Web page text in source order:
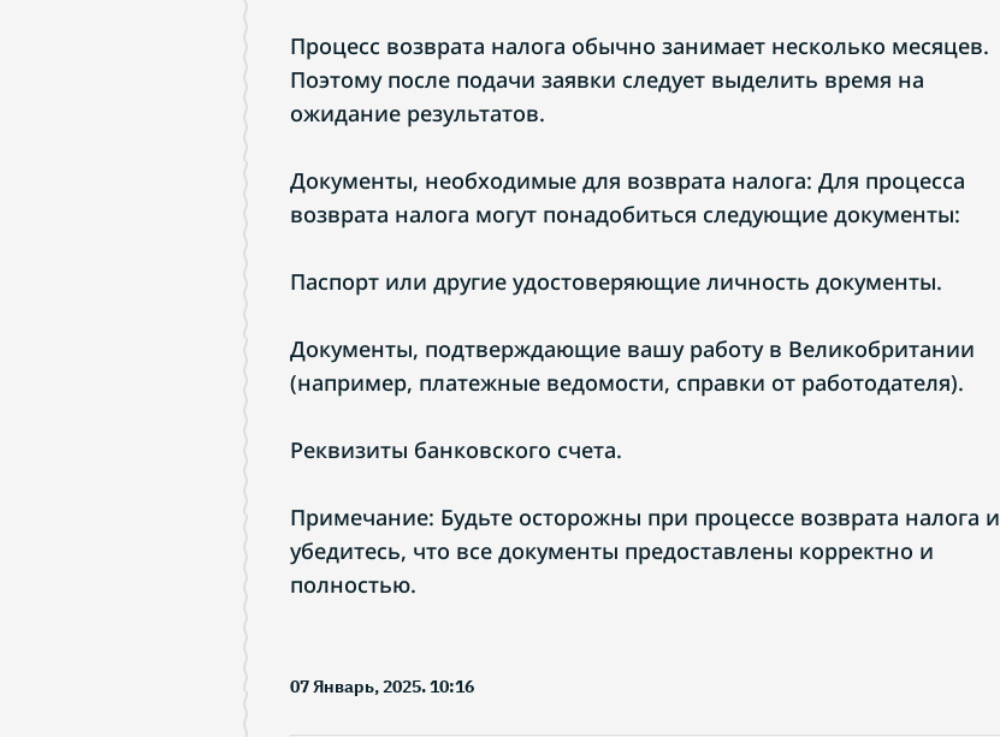
Процесс возврата налога обычно занимает несколько месяцев.
Поэтому после подачи заявки следует выделить время на
ожидание результатов.
Документы, необходимые для возврата налога: Для процесса
возврата налога могут понадобиться следующие документы:
Паспорт или другие удостоверяющие личность документы.
Документы, подтверждающие вашу работу в Великобритании
(например, платежные ведомости, справки от работодателя).
Реквизиты банковского счета.
Примечание: Будьте осторожны при процессе возврата налога и
убедитесь, что все документы предоставлены корректно и
полностью.
07 Январь, 2025. 10:16